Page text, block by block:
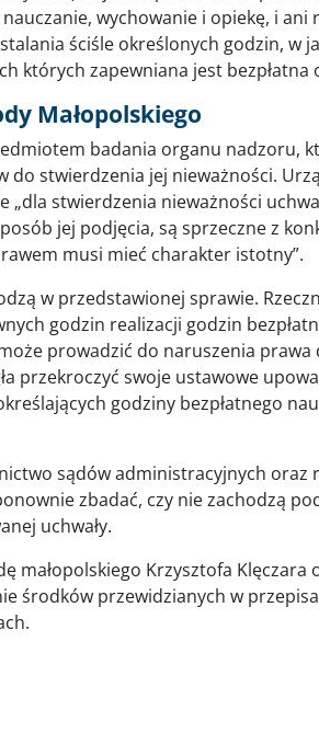
wychowanie i opiekę, i ani
ściśle określonych godzin, w
których zapewniana jest bezpłatna
Małopolskiego
badania organu nadzoru,
do stwierdzenia jej nieważności.
„dla stwierdzenia nieważności
jej podjęcia, są sprzeczne z
musi mieć charakter istotny”.
w przedstawionej sprawie.
godzin realizacji godzin
prowadzić do naruszenia prawa
przekroczyć swoje ustawowe
godziny bezpłatnego
sądów administracyjnych oraz
zbadać, czy nie zachodzą
uchwały.
małopolskiego Krzysztofa Klęczara
środków przewidzianych w